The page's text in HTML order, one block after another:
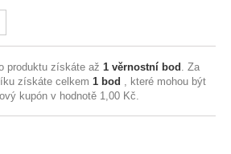
produktu získáte až 1 věrnostní bod . Za
získáte celkem 1 bod , které mohou být
kupón v hodnotě 1,00 Kč